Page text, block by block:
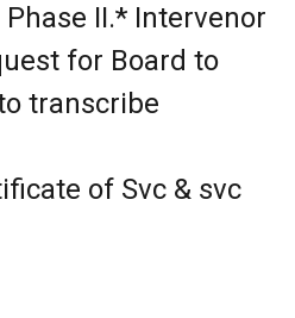
II.* Intervenor
for Board to
transcribe
of Svc & svc